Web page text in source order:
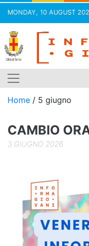
MONDAY, 10 AUGUST
Skip
content
Home / 5 giugno
CAMBIO
3 GIUGNO 2026